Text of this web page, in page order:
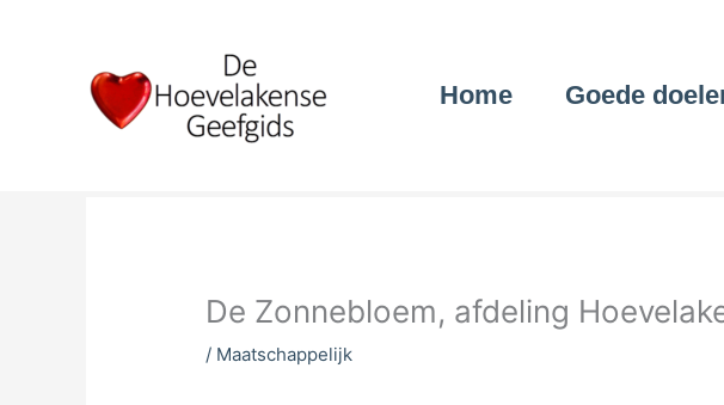
Home Goede
De Zonnebloem, afdeling
/ Maatschappelijk